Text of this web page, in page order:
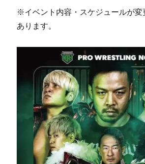
※イベント内容・スケジュールが変
あります。